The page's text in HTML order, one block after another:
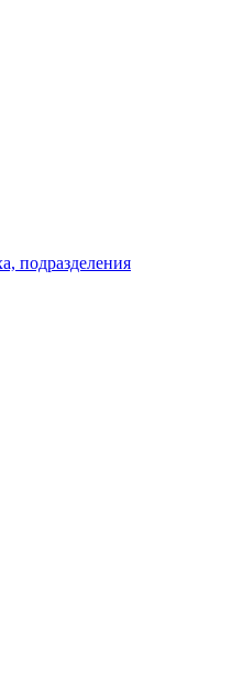
подразделения